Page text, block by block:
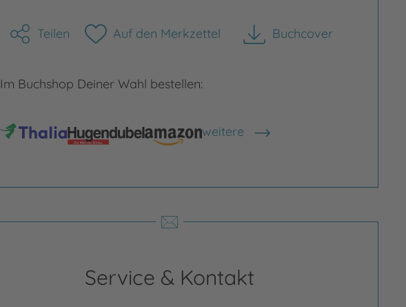
Bild vergrößern Bild vergrößern
Teilen Auf den Merkzettel Buchcover
herunterladen
Im Buchshop Deiner Wahl bestellen:
weitere
Shops anzeigen
Service & Kontakt